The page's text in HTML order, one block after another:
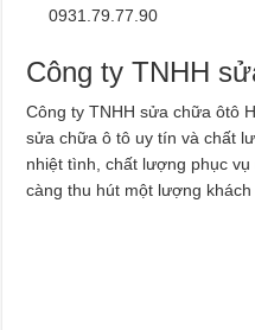
0931.79.77.90
Công ty TNHH
Công ty TNHH sửa chữa ôtô
sửa chữa ô tô uy tín và chất
nhiệt tình, chất lượng phục
càng thu hút một lượng khách